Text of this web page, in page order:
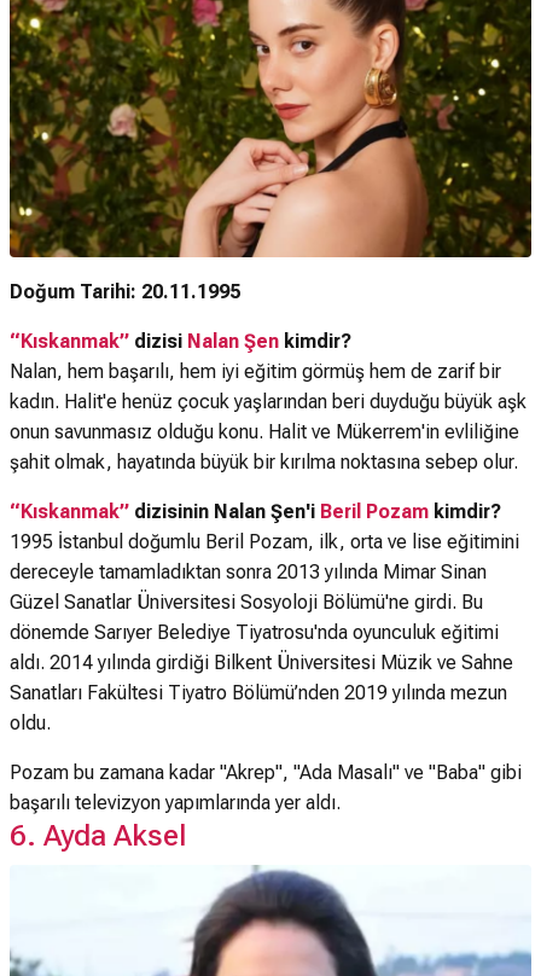
Doğum Tarihi: 20.11.1995
“Kıskanmak” dizisi Nalan Şen kimdir?
Nalan, hem başarılı, hem iyi eğitim görmüş hem de zarif bir
kadın. Halit'e henüz çocuk yaşlarından beri duyduğu büyük aşk
onun savunmasız olduğu konu. Halit ve Mükerrem'in evliliğine
şahit olmak, hayatında büyük bir kırılma noktasına sebep olur.
“Kıskanmak” dizisinin Nalan Şen'i Beril Pozam kimdir?
1995 İstanbul doğumlu Beril Pozam, ilk, orta ve lise eğitimini
dereceyle tamamladıktan sonra 2013 yılında Mimar Sinan
Güzel Sanatlar Üniversitesi Sosyoloji Bölümü'ne girdi. Bu
dönemde Sarıyer Belediye Tiyatrosu'nda oyunculuk eğitimi
aldı. 2014 yılında girdiği Bilkent Üniversitesi Müzik ve Sahne
Sanatları Fakültesi Tiyatro Bölümü’nden 2019 yılında mezun
oldu.
Pozam bu zamana kadar "Akrep", "Ada Masalı" ve "Baba" gibi
başarılı televizyon yapımlarında yer aldı.
6. Ayda Aksel